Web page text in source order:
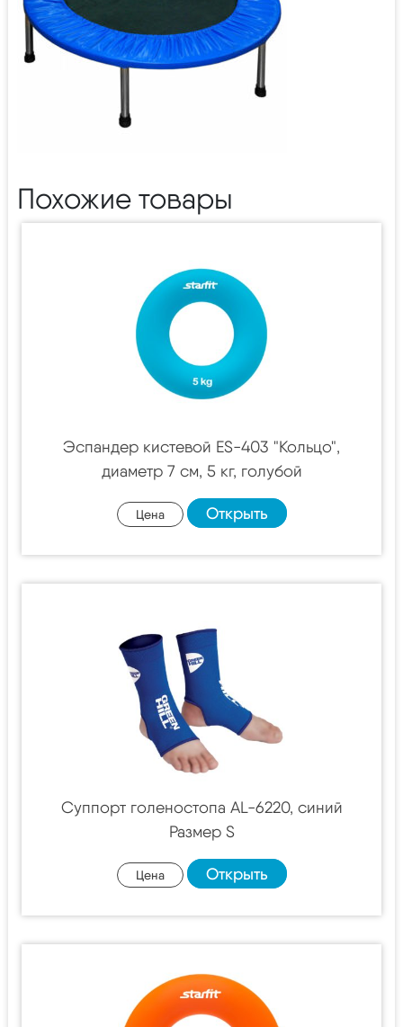
Похожие товары
Эспандер кистевой ES-403 "Кольцо",
диаметр 7 см, 5 кг, голубой
Цена Открыть
Суппорт голеностопа AL-6220, синий
Размер S
Цена Открыть